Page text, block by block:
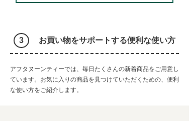
お買い物をサポートする便利な使い方
アフタヌーンティーでは、毎日たくさんの新着商品をご用意し
ています。お気に入りの商品を見つけていただくための、便利
な使い方をご紹介します。